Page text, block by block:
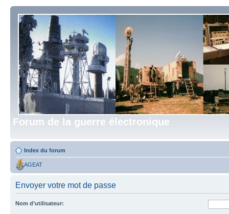
Forum de la guerre électronique
Index du forum
AGEAT
Envoyer votre mot de passe
Nom d’utilisateur: